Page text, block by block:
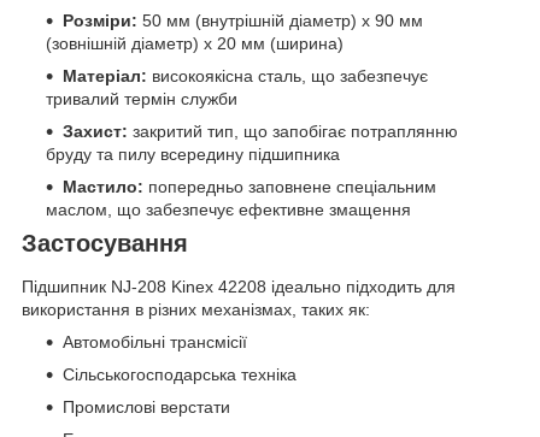
Розміри: 50 мм (внутрішній діаметр) x 90 мм
(зовнішній діаметр) x 20 мм (ширина)
Матеріал: високоякісна сталь, що забезпечує
тривалий термін служби
Захист: закритий тип, що запобігає потраплянню
бруду та пилу всередину підшипника
Мастило: попередньо заповнене спеціальним
маслом, що забезпечує ефективне змащення
Застосування
Підшипник NJ-208 Kinex 42208 ідеально підходить для
використання в різних механізмах, таких як:
Автомобільні трансмісії
Сільськогосподарська техніка
Промислові верстати